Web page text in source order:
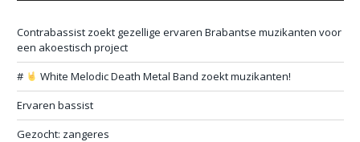
Contrabassist zoekt gezellige ervaren Brabantse muzikanten voor
een akoestisch project
#
White Melodic Death Metal Band zoekt muzikanten!
Ervaren bassist
Gezocht: zangeres